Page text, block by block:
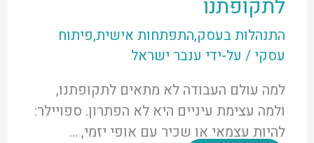
לתקופתנו
התנהלות בעסק,התפתחות אישית,פיתוח
עסקי/ על-ידי ענבר ישראל
למה עולם העבודה לא מתאים לתקופתנו,
ולמה עצימת עיניים היא לא הפתרון. ספויילר:
להיות עצמאי או שכיר עם אופי יזמי, …